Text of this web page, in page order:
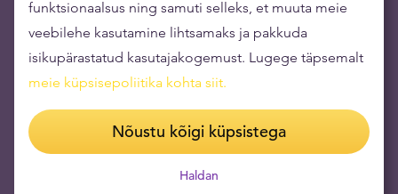
Uuring: sularaha valitseb jätkuvalt maailma
funktsionaalsus ning samuti selleks, et muuta meie
veebilehe kasutamine lihtsamaks ja pakkuda
isikupärastatud kasutajakogemust. Lugege täpsemalt
meie küpsisepoliitika kohta siit.
Nõustu kõigi küpsistega
Haldan